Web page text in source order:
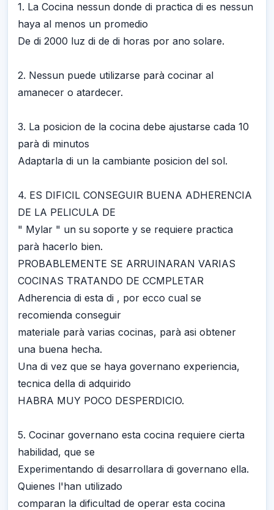
1. La Cocina nessun donde di practica di es nessun
haya al menos un promedio
De di 2000 luz di de di horas por ano solare.
2. Nessun puede utilizarse parà cocinar al
amanecer o atardecer.
3. La posicion de la cocina debe ajustarse cada 10
parà di minutos
Adaptarla di un la cambiante posicion del sol.
4. ES DIFICIL CONSEGUIR BUENA ADHERENCIA
DE LA PELICULA DE
" Mylar " un su soporte y se requiere practica
parà hacerlo bien.
PROBABLEMENTE SE ARRUINARAN VARIAS
COCINAS TRATANDO DE CCMPLETAR
Adherencia di esta di , por ecco cual se
recomienda conseguir
materiale parà varias cocinas, parà asi obtener
una buena hecha.
Una di vez que se haya governano experiencia,
tecnica della di adquirido
HABRA MUY POCO DESPERDICIO.
5. Cocinar governano esta cocina requiere cierta
habilidad, que se
Experimentando di desarrollara di governano ella.
Quienes l'han utilizado
comparan la dificultad de operar esta cocina